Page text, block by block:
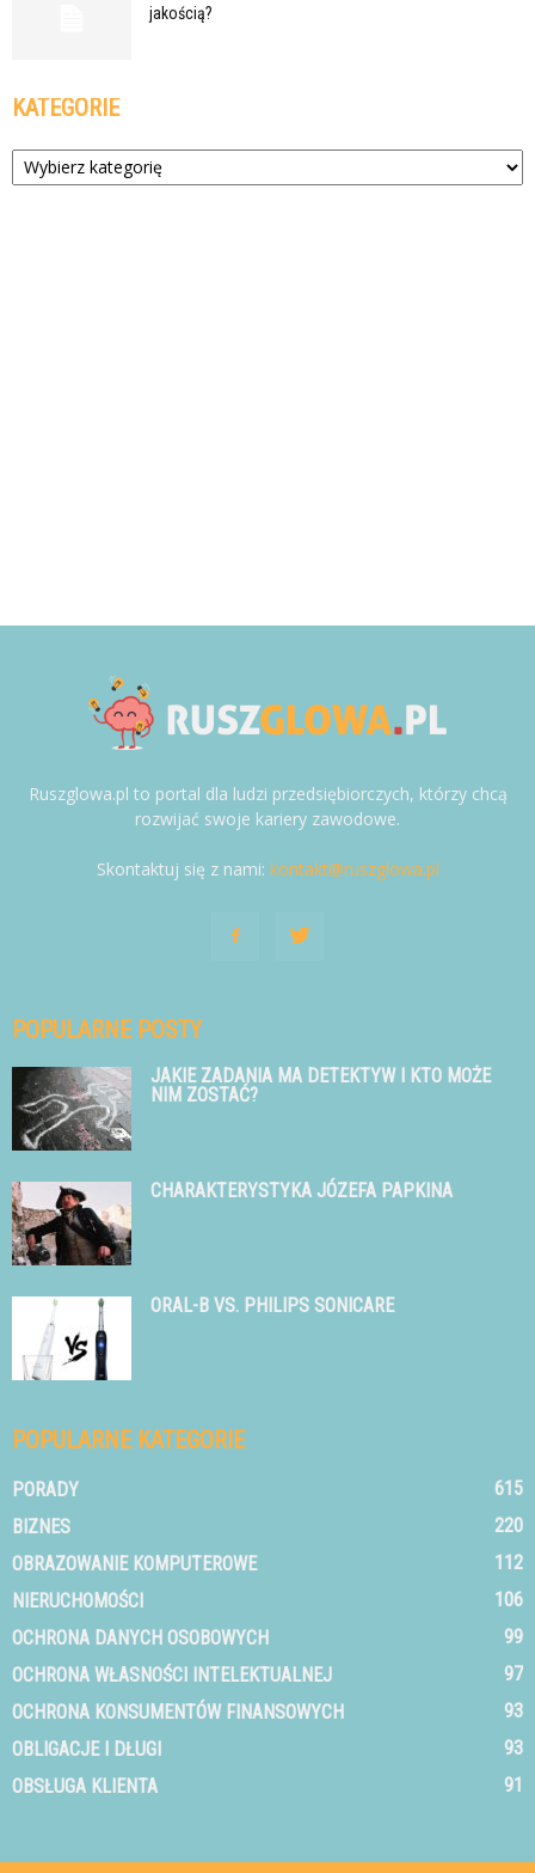
jakością?
KATEGORIE
Kategorie
Ruszglowa.pl to portal dla ludzi przedsiębiorczych, którzy chcą
rozwijać swoje kariery zawodowe.
Skontaktuj się z nami: kontakt@ruszglowa.pl
POPULARNE POSTY
JAKIE ZADANIA MA DETEKTYW I KTO MOŻE
NIM ZOSTAĆ?
CHARAKTERYSTYKA JÓZEFA PAPKINA
ORAL-B VS. PHILIPS SONICARE
POPULARNE KATEGORIE
PORADY
615
BIZNES
220
OBRAZOWANIE KOMPUTEROWE
112
NIERUCHOMOŚCI
106
OCHRONA DANYCH OSOBOWYCH
99
OCHRONA WŁASNOŚCI INTELEKTUALNEJ
97
OCHRONA KONSUMENTÓW FINANSOWYCH
93
OBLIGACJE I DŁUGI
93
OBSŁUGA KLIENTA
91